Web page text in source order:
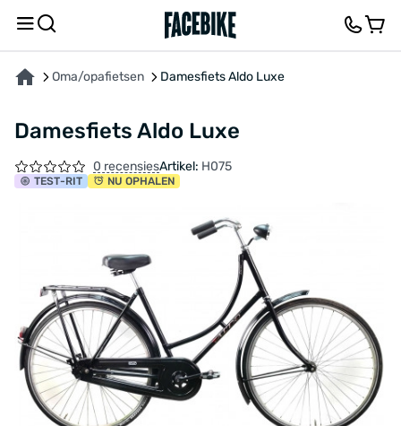
Oma/opafietsen Damesfiets Aldo Luxe
Damesfiets Aldo Luxe
0 recensiesArtikel: H075
TEST-RIT NU OPHALEN
OVER HET PRODUCT KENMERKENBESCHRIJVING FEEDBACK EN VRAGEN